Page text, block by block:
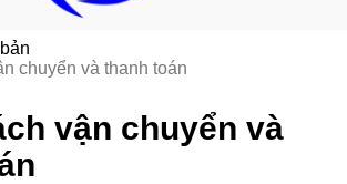
vận chuyển và
chuyển và thanh toán